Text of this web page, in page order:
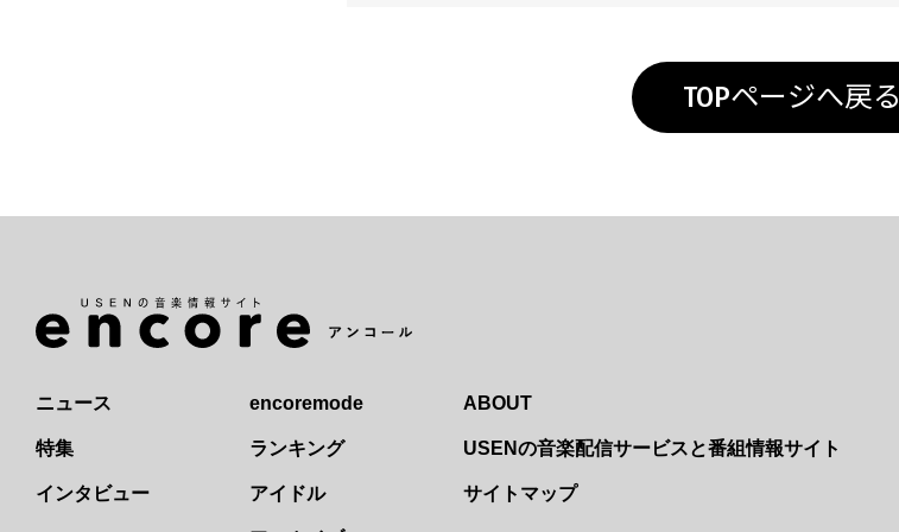
TOPページへ戻る
ニュース
特集
インタビュー
encoremode
ランキング
アイドル
ABOUT
USENの音楽配信サービスと番組情報サイト
サイトマップ